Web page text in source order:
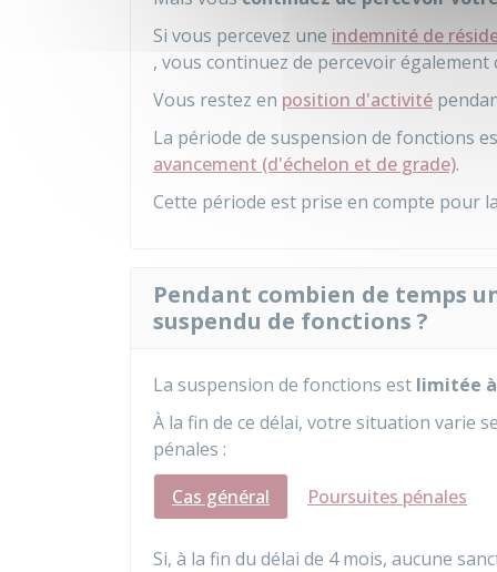
Si vous percevez une indemnité de
, vous continuez de percevoir
Vous restez en position d'activité
La période de suspension de fonctions
avancement (d'échelon et de grade).
Cette période est prise en compte pour
Pendant combien de temps
suspendu de fonctions ?
La suspension de fonctions est limitée
À la fin de ce délai, votre situation varie
pénales :
Cas général
Poursuites pénales
Si, à la fin du délai de 4 mois, aucune